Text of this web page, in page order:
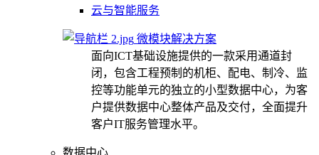
云与智能服务
微模块解决方案
面向ICT基础设施提供的一款采用通道封
闭，包含工程预制的机柜、配电、制冷、监
控等功能单元的独立的小型数据中心，为客
户提供数据中心整体产品及交付，全面提升
客户IT服务管理水平。
数据中心